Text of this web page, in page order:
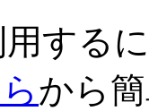
する
から